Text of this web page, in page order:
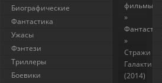
фильмы
»
Фантастика
»
Стражи
Галактики
(2014)
Биографические
Фантастика
Ужасы
Фэнтези
Триллеры
Боевики